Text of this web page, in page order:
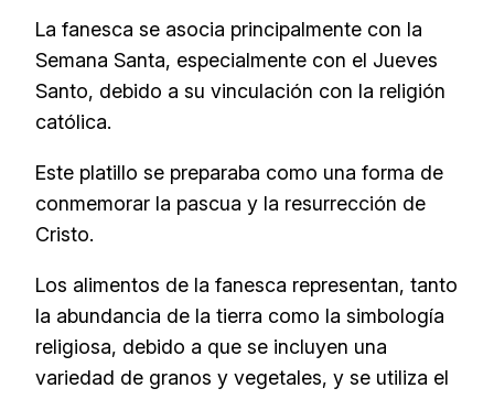
La fanesca se asocia principalmente con la
Semana Santa, especialmente con el Jueves
Santo, debido a su vinculación con la religión
católica.
Este platillo se preparaba como una forma de
conmemorar la pascua y la resurrección de
Cristo.
Los alimentos de la fanesca representan, tanto
la abundancia de la tierra como la simbología
religiosa, debido a que se incluyen una
variedad de granos y vegetales, y se utiliza el